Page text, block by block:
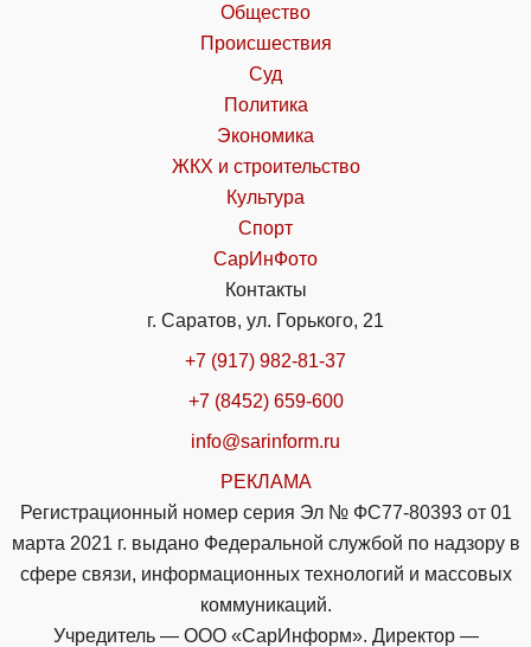
Общество
Происшествия
Суд
Политика
Экономика
ЖКХ и строительство
Культура
Спорт
СарИнФото
Контакты
г. Саратов, ул. Горького, 21
+7 (917) 982-81-37
+7 (8452) 659-600
info@sarinform.ru
РЕКЛАМА
Регистрационный номер серия Эл № ФС77-80393 от 01
марта 2021 г. выдано Федеральной службой по надзору в
сфере связи, информационных технологий и массовых
коммуникаций.
Учредитель — ООО «СарИнформ». Директор —